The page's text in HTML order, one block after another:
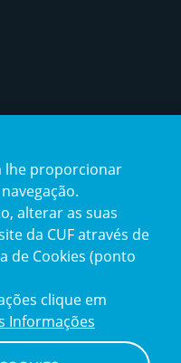
Elogios
lhe proporcionar
alterar as suas
da CUF através de
de Cookies (ponto
clique em
Informações